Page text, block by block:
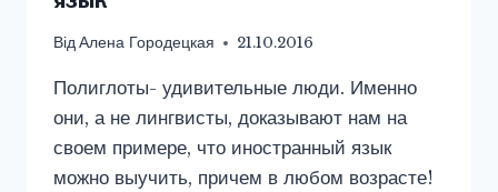
ВідАлена Городецкая 21.10.2016
Полиглоты- удивительные люди. Именно
они, а не лингвисты, доказывают нам на
своем примере, что иностранный язык
можно выучить, причем в любом возрасте!